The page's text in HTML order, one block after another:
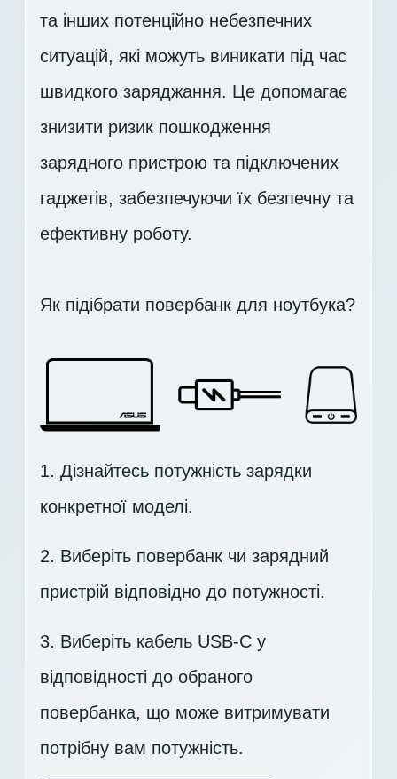
та інших потенційно небезпечних
ситуацій, які можуть виникати під час
швидкого заряджання. Це допомагає
знизити ризик пошкодження
зарядного пристрою та підключених
гаджетів, забезпечуючи їх безпечну та
ефективну роботу.
Як підібрати повербанк для ноутбука?
1. Дізнайтесь потужність зарядки
конкретної моделі.
2. Виберіть повербанк чи зарядний
пристрій відповідно до потужності.
3. Виберіть кабель USB-C у
відповідності до обраного
повербанка, що може витримувати
потрібну вам потужність.